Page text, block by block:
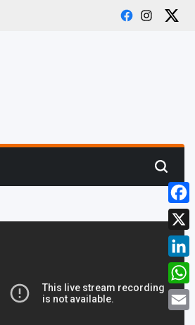
FacebookX
Search
X